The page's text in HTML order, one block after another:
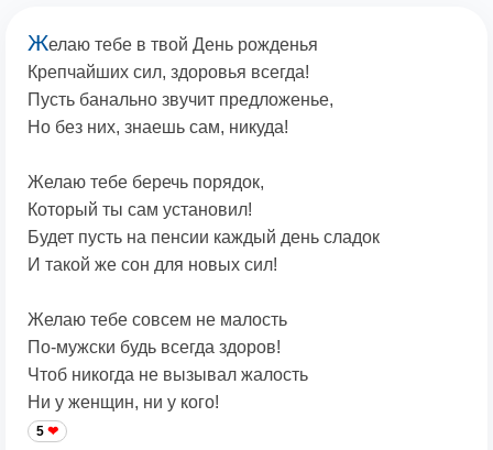
Желаю тебе в твой День рожденья
Крепчайших сил, здоровья всегда!
Пусть банально звучит предложенье,
Но без них, знаешь сам, никуда!
Желаю тебе беречь порядок,
Который ты сам установил!
Будет пусть на пенсии каждый день сладок
И такой же сон для новых сил!
Желаю тебе совсем не малость
По-мужски будь всегда здоров!
Чтоб никогда не вызывал жалость
Ни у женщин, ни у кого!
5